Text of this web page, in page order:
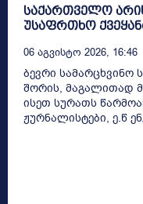
საქართველო
უსაფრთხო
06 Აგვისტო 2026, 16:46
ბევრი სამარცხვინო
შორის, მაგალითად
ისეთ სურათს
ჟურნალისტები, ე.წ